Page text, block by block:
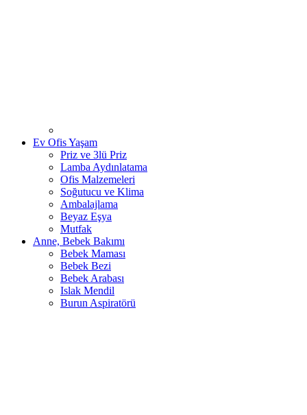
Ev Ofis Yaşam
Priz ve 3lü Priz
Lamba Aydınlatama
Ofis Malzemeleri
Soğutucu ve Klima
Ambalajlama
Beyaz Eşya
Mutfak
Anne, Bebek Bakımı
Bebek Maması
Bebek Bezi
Bebek Arabası
Islak Mendil
Burun Aspiratörü